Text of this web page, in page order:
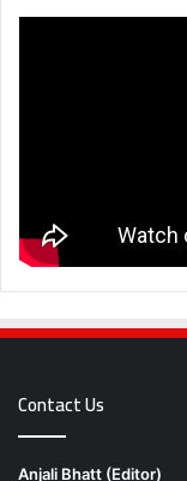
Contact Us
Anjali Bhatt (Editor)